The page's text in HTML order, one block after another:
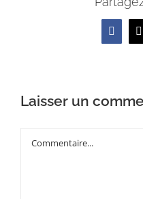
X
Laisser un
Commentaire